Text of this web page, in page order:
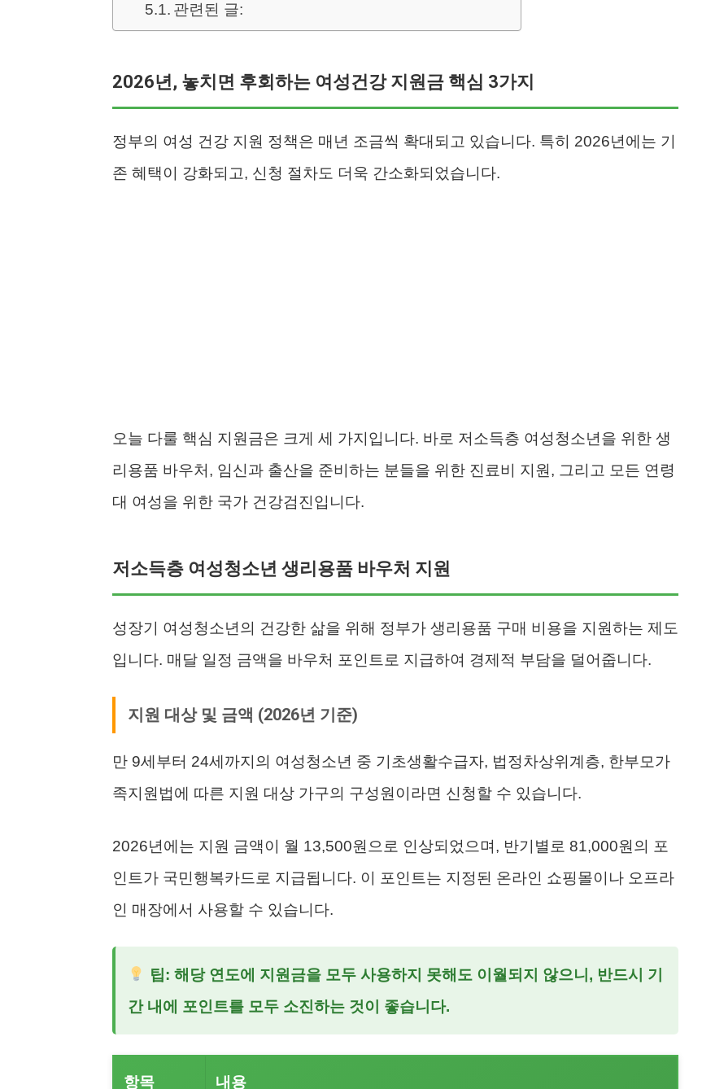
관련된 글:
2026년, 놓치면 후회하는 여성건강 지원금 핵심 3가지
정부의 여성 건강 지원 정책은 매년 조금씩 확대되고 있습니다. 특히 2026년에는 기
존 혜택이 강화되고, 신청 절차도 더욱 간소화되었습니다.
오늘 다룰 핵심 지원금은 크게 세 가지입니다. 바로 저소득층 여성청소년을 위한 생
리용품 바우처, 임신과 출산을 준비하는 분들을 위한 진료비 지원, 그리고 모든 연령
대 여성을 위한 국가 건강검진입니다.
저소득층 여성청소년 생리용품 바우처 지원
성장기 여성청소년의 건강한 삶을 위해 정부가 생리용품 구매 비용을 지원하는 제도
입니다. 매달 일정 금액을 바우처 포인트로 지급하여 경제적 부담을 덜어줍니다.
지원 대상 및 금액 (2026년 기준)
만 9세부터 24세까지의 여성청소년 중 기초생활수급자, 법정차상위계층, 한부모가
족지원법에 따른 지원 대상 가구의 구성원이라면 신청할 수 있습니다.
2026년에는 지원 금액이 월 13,500원으로 인상되었으며, 반기별로 81,000원의 포
인트가 국민행복카드로 지급됩니다. 이 포인트는 지정된 온라인 쇼핑몰이나 오프라
인 매장에서 사용할 수 있습니다.
팁: 해당 연도에 지원금을 모두 사용하지 못해도 이월되지 않으니, 반드시 기
간 내에 포인트를 모두 소진하는 것이 좋습니다.
항목 내용